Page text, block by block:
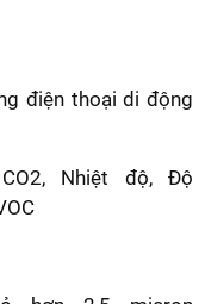
điện thoại di động
Nhiệt độ, Độ